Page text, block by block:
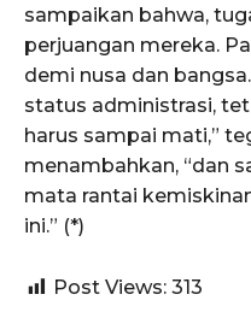
sampaikan bahwa,
perjuangan mereka.
demi nusa dan
status administrasi,
harus sampai mati,”
menambahkan, “dan
mata rantai
ini.” (*)
Post Views: 313